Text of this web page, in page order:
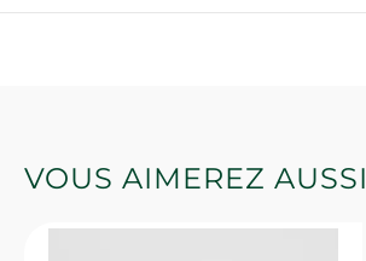
VOUS AIMEREZ AUSSI